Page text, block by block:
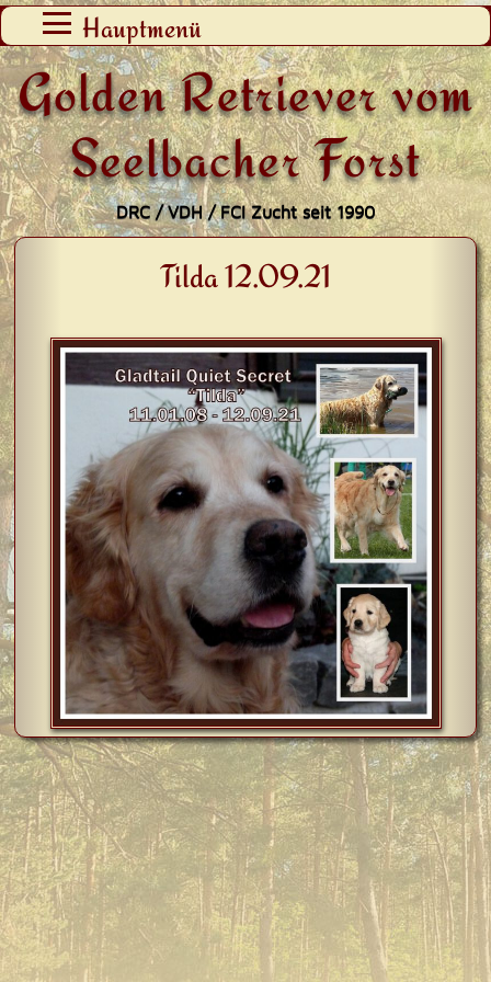
Golden Retriever vom
Seelbacher Forst
DRC / VDH / FCI Zucht seit 1990
Hauptmenü
Zum
Inhalt
springen
Tilda 12.09.21